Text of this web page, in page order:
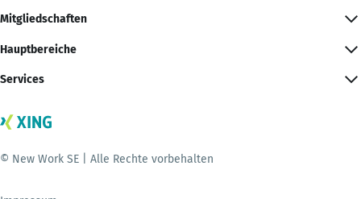
Mitgliedschaften
Hauptbereiche
Services
© New Work SE | Alle Rechte vorbehalten